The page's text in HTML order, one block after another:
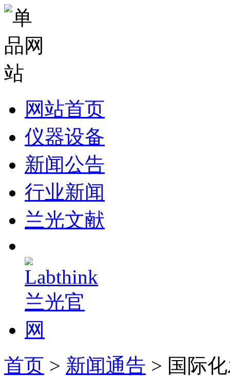
网站首页
仪器设备
新闻公告
行业新闻
兰光文献
首页 > 新闻通告 > 国际